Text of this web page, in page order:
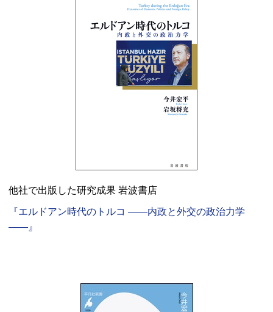
他社で出版した研究成果 岩波書店
『エルドアン時代のトルコ ――内政と外交の政治力学
――』